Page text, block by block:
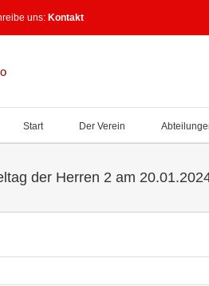
uns: Kontakt
Start Der Verein
der Herren 2 am